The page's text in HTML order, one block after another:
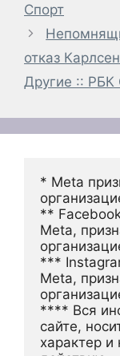
Спорт
отказ
Другие :: РБК
* Meta
**
Meta,
***
Meta,
**** Вся
сайте,
характер и